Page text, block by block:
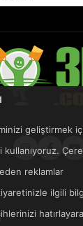
geliştirmek
reklamlar
ilgili